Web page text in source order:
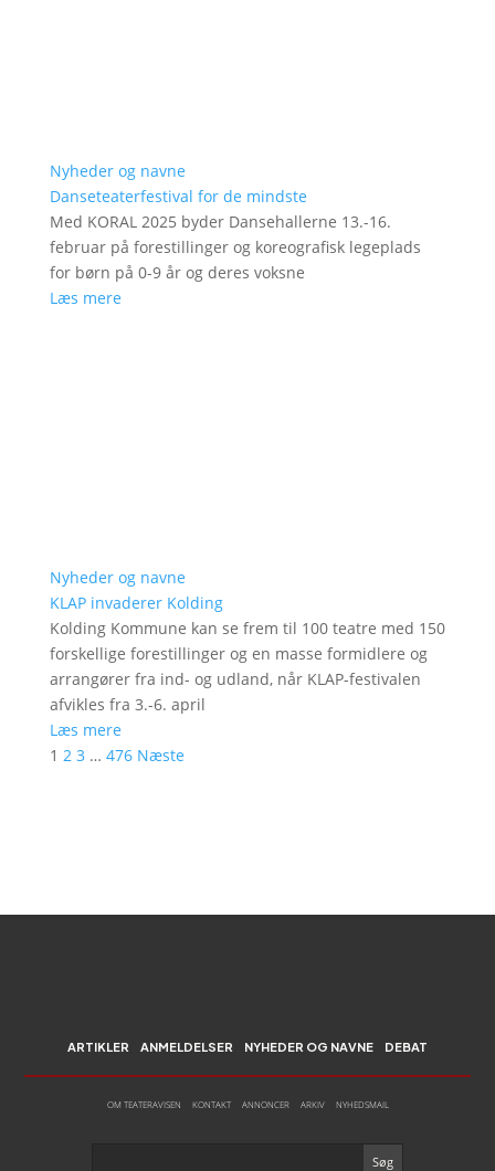
Nyheder og navne
Danseteaterfestival for de mindste
Med KORAL 2025 byder Dansehallerne 13.-16.
februar på forestillinger og koreografisk legeplads
for børn på 0-9 år og deres voksne
Læs mere
Nyheder og navne
KLAP invaderer Kolding
Kolding Kommune kan se frem til 100 teatre med 150
forskellige forestillinger og en masse formidlere og
arrangører fra ind- og udland, når KLAP-festivalen
afvikles fra 3.-6. april
Læs mere
1 2 3 … 476 Næste
ARTIKLER ANMELDELSER NYHEDER OG NAVNE DEBAT
OM TEATERAVISEN KONTAKT ANNONCER ARKIV NYHEDSMAIL